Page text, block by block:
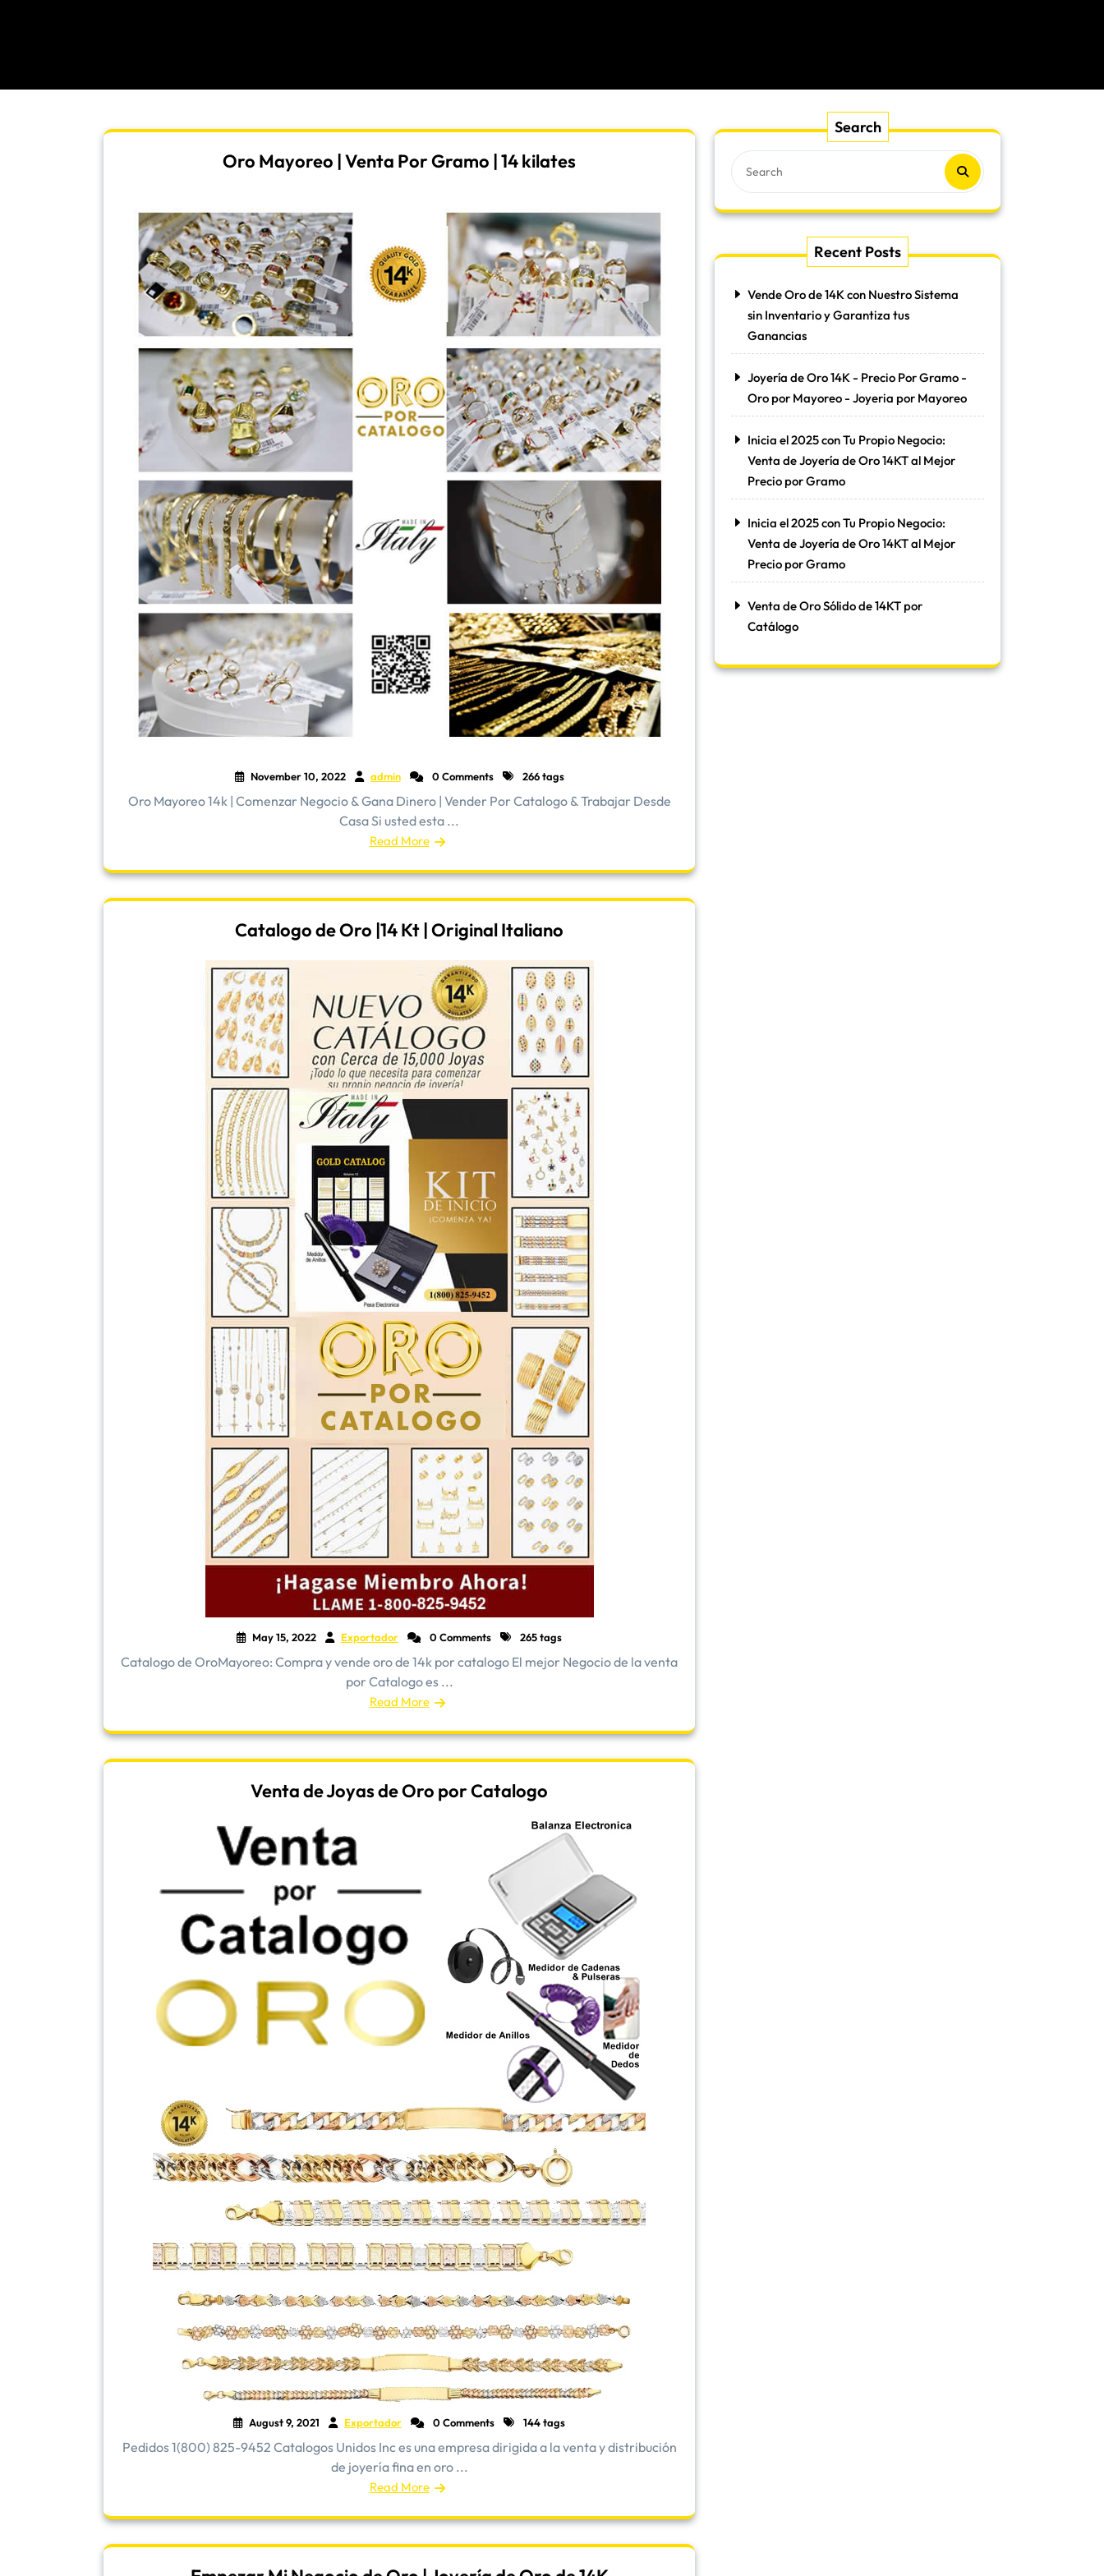
Oro Mayoreo | Venta Por Gramo | 14 kilates
November 10, 2022 admin 0 Comments 266 tags
Oro Mayoreo 14k | Comenzar Negocio & Gana Dinero | Vender Por Catalogo & Trabajar Desde
Casa Si usted esta ...
Read More
Catalogo de Oro |14 Kt | Original Italiano
May 15, 2022 Exportador 0 Comments 265 tags
​Catalogo de OroMayoreo: Compra y vende oro de 14k por catalogo El mejor Negocio de la venta
por Catalogo es ...
Read More
Venta de Joyas de Oro por Catalogo
August 9, 2021 Exportador 0 Comments 144 tags
Pedidos 1(800) 825-9452 Catalogos Unidos Inc es una empresa dirigida a la venta y distribución
de joyería fina en oro ...
Read More
Search
Recent Posts
Vende Oro de 14K con Nuestro Sistema
sin Inventario y Garantiza tus
Ganancias
Joyería de Oro 14K - Precio Por Gramo -
Oro por Mayoreo - Joyeria por Mayoreo
Inicia el 2025 con Tu Propio Negocio:
Venta de Joyería de Oro 14KT al Mejor
Precio por Gramo
Inicia el 2025 con Tu Propio Negocio:
Venta de Joyería de Oro 14KT al Mejor
Precio por Gramo
Venta de Oro Sólido de 14KT por
Catálogo